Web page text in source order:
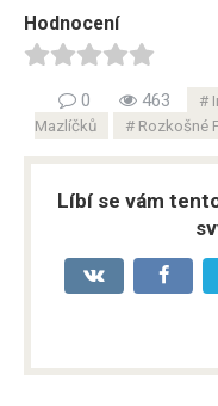
Hodnocení
0 463
Mazlíčků
Rozkošné
Líbí se vám